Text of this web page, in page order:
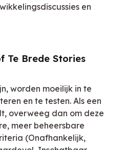
en
Te Brede Stories
worden moeilijk in te
en te testen. Als een
overweeg dan om deze
meer beheersbare
(Onafhankelijk,